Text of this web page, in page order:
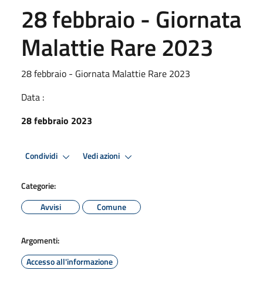
28 febbraio - Giornata
Malattie Rare 2023
28 febbraio - Giornata Malattie Rare 2023
Data :
28 febbraio 2023
Condividi Vedi azioni
Categorie:
Avvisi
Comune
Argomenti:
Accesso all'informazione